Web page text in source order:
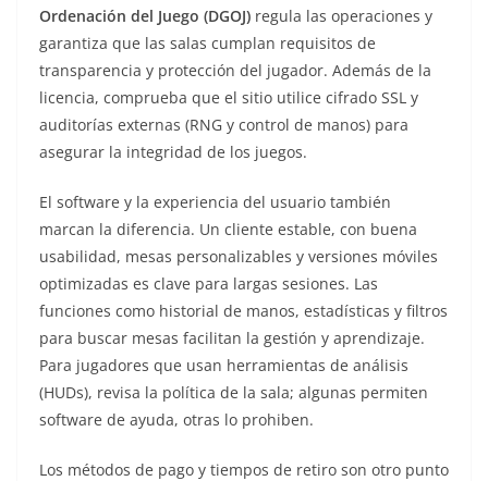
Ordenación del Juego (DGOJ) regula las operaciones y
garantiza que las salas cumplan requisitos de
transparencia y protección del jugador. Además de la
licencia, comprueba que el sitio utilice cifrado SSL y
auditorías externas (RNG y control de manos) para
asegurar la integridad de los juegos.
El software y la experiencia del usuario también
marcan la diferencia. Un cliente estable, con buena
usabilidad, mesas personalizables y versiones móviles
optimizadas es clave para largas sesiones. Las
funciones como historial de manos, estadísticas y filtros
para buscar mesas facilitan la gestión y aprendizaje.
Para jugadores que usan herramientas de análisis
(HUDs), revisa la política de la sala; algunas permiten
software de ayuda, otras lo prohiben.
Los métodos de pago y tiempos de retiro son otro punto